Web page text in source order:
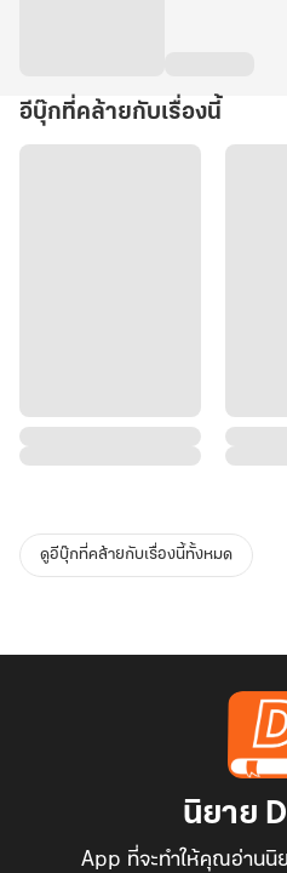
อีบุ๊กที่คล้ายกับเรื่องนี้
ดูอีบุ๊กที่คล้ายกับเรื่องนี้ทั้งหมด
นิยาย
App ที่จะทำให้คุณอ่านนิ